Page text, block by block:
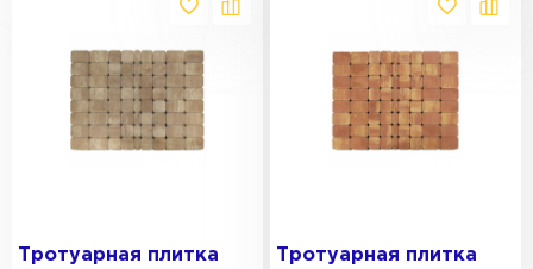
Тротуарная плитка
Тротуарная плитка